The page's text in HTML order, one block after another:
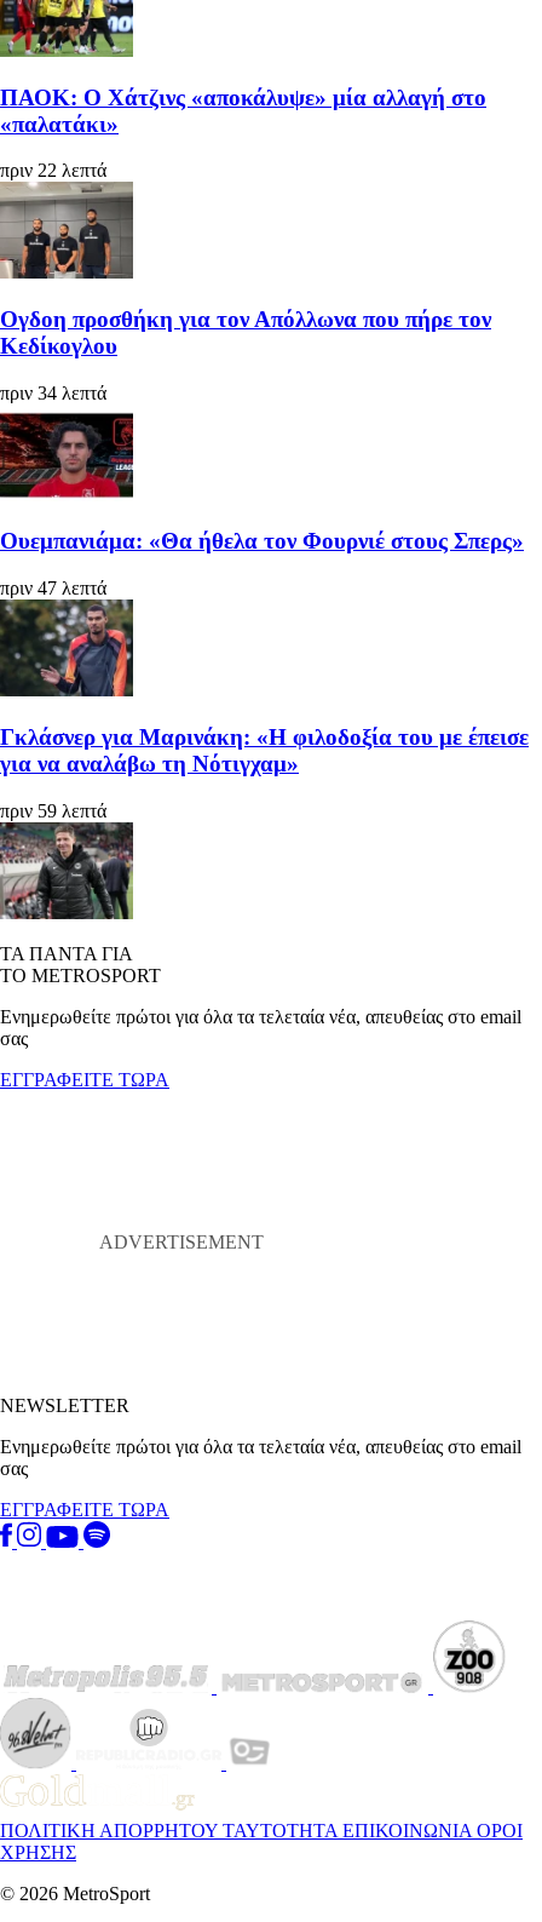
ΠΑΟΚ: Ο Χάτζινς «αποκάλυψε» μία αλλαγή στο
«παλατάκι»
πριν 22 λεπτά
Ογδοη προσθήκη για τον Απόλλωνα που πήρε τον
Κεδίκογλου
πριν 34 λεπτά
Ουεμπανιάμα: «Θα ήθελα τον Φουρνιέ στους Σπερς»
πριν 47 λεπτά
Γκλάσνερ για Μαρινάκη: «Η φιλοδοξία του με έπεισε
για να αναλάβω τη Νότιγχαμ»
πριν 59 λεπτά
ΤΑ ΠΑΝΤΑ ΓΙΑ
ΤΟ METROSPORT
Ενημερωθείτε πρώτοι για όλα τα τελεταία νέα, απευθείας στο email
σας
ΕΓΓΡΑΦΕΙΤΕ ΤΩΡΑ
NEWSLETTER
Ενημερωθείτε πρώτοι για όλα τα τελεταία νέα, απευθείας στο email
σας
ΕΓΓΡΑΦΕΙΤΕ ΤΩΡΑ
ΠΟΛΙΤΙΚΗ ΑΠΟΡΡΗΤΟΥ ΤΑΥΤΟΤΗΤΑ ΕΠΙΚΟΙΝΩΝΙΑ ΟΡΟΙ
ΧΡΗΣΗΣ
© 2026 MetroSport